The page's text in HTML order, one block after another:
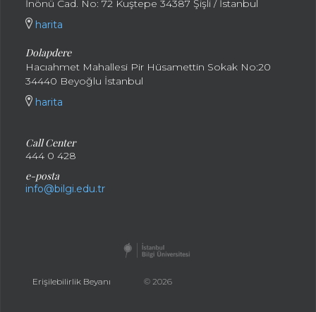
İnönü Cad. No: 72 Kuştepe 34387 Şişli / İstanbul
harita
Dolapdere
Hacıahmet Mahallesi Pir Hüsamettin Sokak No:20
34440 Beyoğlu İstanbul
harita
Call Center
444 0 428
e-posta
info@bilgi.edu.tr
Erişilebilirlik Beyanı © 2026